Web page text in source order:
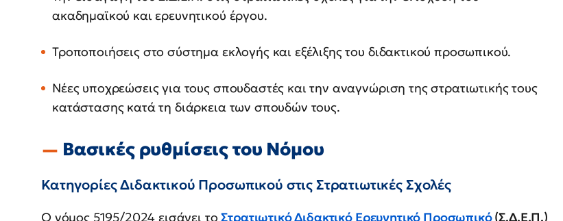
ακαδημαϊκού και ερευνητικού έργου.
Τροποποιήσεις στο σύστημα εκλογής και εξέλιξης του διδακτικού προσωπικού.
Νέες υποχρεώσεις για τους σπουδαστές και την αναγνώριση της στρατιωτικής τους
κατάστασης κατά τη διάρκεια των σπουδών τους.
Βασικές ρυθμίσεις του Νόμου
Κατηγορίες Διδακτικού Προσωπικού στις Στρατιωτικές Σχολές
Ο νόμος 5195/2024 εισάγει τοΣτρατιωτικό Διδακτικό Ερευνητικό Προσωπικό(Σ.Δ.Ε.Π.)